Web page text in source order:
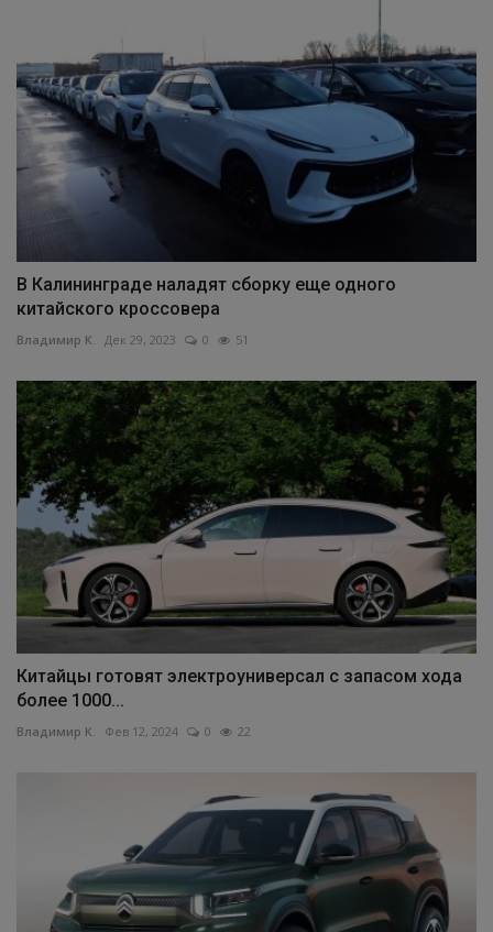
В Калининграде наладят сборку еще одного
китайского кроссовера
Владимир К. Дек 29, 2023 0 51
Китайцы готовят электроуниверсал с запасом хода
более 1000...
Владимир К. Фев 12, 2024 0 22